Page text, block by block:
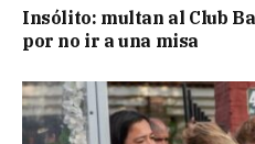
Insólito: multan al Club
por no ir a una misa